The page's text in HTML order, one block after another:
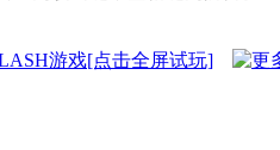
[点击全屏试玩]